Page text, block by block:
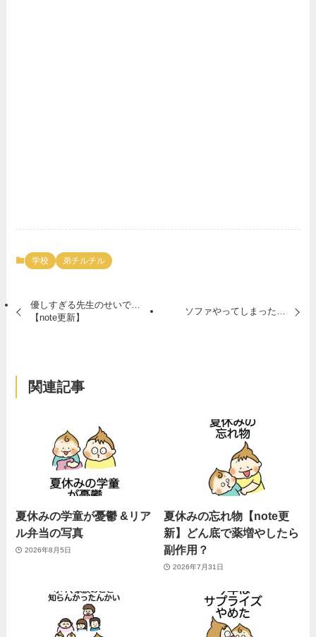
学校 弟チルチル
優しすぎる先生のせいで…
【note更新】
ソファやってしまった…
関連記事
夏休みの学童が憂鬱 &リア
ル弁当の写真
2026年8月5日
夏休みの忘れ物【note更
新】どん底で薬増やしたら
副作用？
2026年7月31日